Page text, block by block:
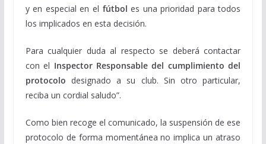
y en especial en el fútbol es una prioridad para todos
los implicados en esta decisión.
Para cualquier duda al respecto se deberá contactar
con el Inspector Responsable del cumplimiento del
protocolo designado a su club. Sin otro particular,
reciba un cordial saludo”.
Como bien recoge el comunicado, la suspensión de ese
protocolo de forma momentánea no implica un atraso